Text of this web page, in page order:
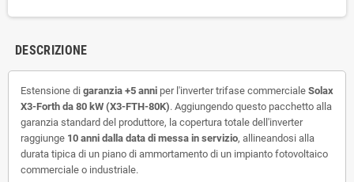
DESCRIZIONE
Estensione di garanzia +5 anni per l'inverter trifase commerciale Solax
X3-Forth da 80 kW (X3-FTH-80K). Aggiungendo questo pacchetto alla
garanzia standard del produttore, la copertura totale dell'inverter
raggiunge 10 anni dalla data di messa in servizio, allineandosi alla
durata tipica di un piano di ammortamento di un impianto fotovoltaico
commerciale o industriale.